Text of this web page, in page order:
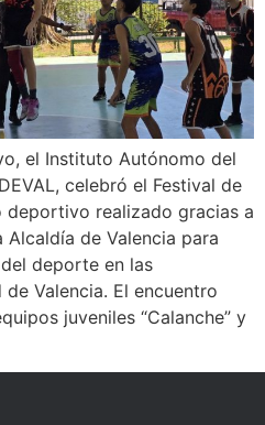
el Instituto Autónomo del
celebró el Festival de
deportivo realizado gracias a
de Valencia para
deporte en las
Valencia. El encuentro
juveniles “Calanche” y